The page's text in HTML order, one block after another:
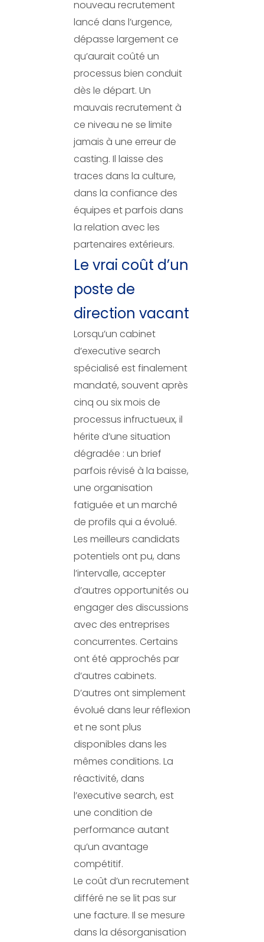
nouveau recrutement
lancé dans l’urgence,
dépasse largement ce
qu’aurait coûté un
processus bien conduit
dès le départ. Un
mauvais recrutement à
ce niveau ne se limite
jamais à une erreur de
casting. Il laisse des
traces dans la culture,
dans la confiance des
équipes et parfois dans
la relation avec les
partenaires extérieurs.
Le vrai coût d’un
poste de
direction vacant
Lorsqu’un cabinet
d’executive search
spécialisé est finalement
mandaté, souvent après
cinq ou six mois de
processus infructueux, il
hérite d’une situation
dégradée : un brief
parfois révisé à la baisse,
une organisation
fatiguée et un marché
de profils qui a évolué.
Les meilleurs candidats
potentiels ont pu, dans
l’intervalle, accepter
d’autres opportunités ou
engager des discussions
avec des entreprises
concurrentes. Certains
ont été approchés par
d’autres cabinets.
D’autres ont simplement
évolué dans leur réflexion
et ne sont plus
disponibles dans les
mêmes conditions. La
réactivité, dans
l’executive search, est
une condition de
performance autant
qu’un avantage
compétitif.
Le coût d’un recrutement
différé ne se lit pas sur
une facture. Il se mesure
dans la désorganisation